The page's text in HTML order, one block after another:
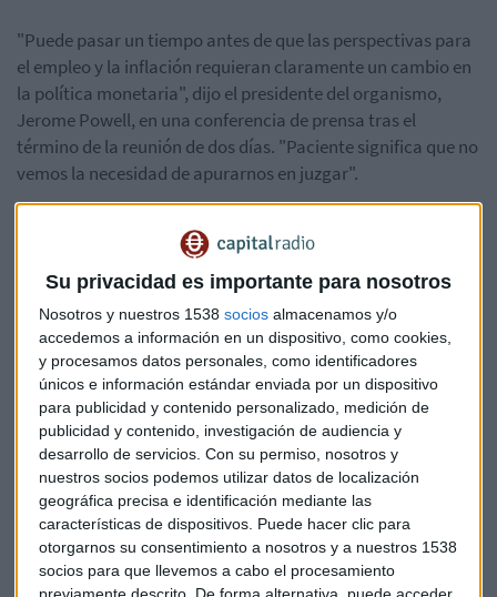
Su privacidad es importante para nosotros
Nosotros y nuestros 1538 socios almacenamos y/o
accedemos a información en un dispositivo, como cookies,
y procesamos datos personales, como identificadores
únicos e información estándar enviada por un dispositivo
para publicidad y contenido personalizado, medición de
publicidad y contenido, investigación de audiencia y
desarrollo de servicios. Con su permiso, nosotros y
nuestros socios podemos utilizar datos de localización
geográfica precisa e identificación mediante las
características de dispositivos. Puede hacer clic para
otorgarnos su consentimiento a nosotros y a nuestros 1538
socios para que llevemos a cabo el procesamiento
previamente descrito. De forma alternativa, puede acceder
"Puede pasar un tiempo antes de que las perspectivas para
el empleo y la inflación requieran claramente un cambio en
la política monetaria", dijo el presidente del organismo,
Jerome Powell, en una conferencia de prensa tras el
término de la reunión de dos días. "Paciente significa que no
vemos la necesidad de apurarnos en juzgar".
Las proyecciones económicas actualizadas también
mostraron que las autoridades de la Fed abandonaron
estimaciones de alzas de tasas de interés este año y sólo ven
una el 2020.
Tras el anuncio, los contratos a futuro de los fondos
federales comenzaron a internalizar una probabilidad
mayor de un recorte en el costo del crédito el próximo año.
Sin embargo, Powell refutó esa visión, diciendo que la
economía estadounidense está en un "buen pie" y que el
panorama es "positivo".
Sin embargo, afirmó, existen riesgos, como los relacionados
con la salida de Gran Bretaña de la Unión Europea, las